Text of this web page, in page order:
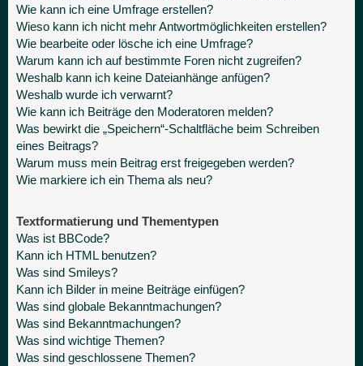
Wie kann ich eine Umfrage erstellen?
Wieso kann ich nicht mehr Antwortmöglichkeiten erstellen?
Wie bearbeite oder lösche ich eine Umfrage?
Warum kann ich auf bestimmte Foren nicht zugreifen?
Weshalb kann ich keine Dateianhänge anfügen?
Weshalb wurde ich verwarnt?
Wie kann ich Beiträge den Moderatoren melden?
Was bewirkt die „Speichern“-Schaltfläche beim Schreiben
eines Beitrags?
Warum muss mein Beitrag erst freigegeben werden?
Wie markiere ich ein Thema als neu?
Textformatierung und Thementypen
Was ist BBCode?
Kann ich HTML benutzen?
Was sind Smileys?
Kann ich Bilder in meine Beiträge einfügen?
Was sind globale Bekanntmachungen?
Was sind Bekanntmachungen?
Was sind wichtige Themen?
Was sind geschlossene Themen?